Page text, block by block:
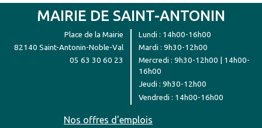
MAIRIE DE SAINT-ANTONIN
Place de la Mairie
82140 Saint-Antonin-Noble-Val
05 63 30 60 23
Lundi : 14h00-16h00
Mardi : 9h30-12h00
Mercredi : 9h30-12h00 | 14h00-
16h00
Jeudi : 9h30-12h00
Vendredi : 14h00-16h00
Nos offres d'emplois